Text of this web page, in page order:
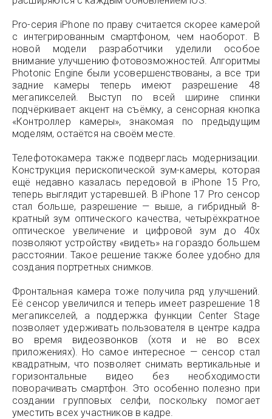
Pro-серия iPhone по праву считается скорее камерой
с интегрированным смартфоном, чем наоборот. В
новой модели разработчики уделили особое
внимание улучшению фотовозможностей. Алгоритмы
Photonic Engine были усовершенствованы, а все три
задние камеры теперь имеют разрешение 48
мегапикселей. Выступ по всей ширине спинки
подчёркивает акцент на съёмку, а сенсорная кнопка
«Контроллер камеры», знакомая по предыдущим
моделям, остаётся на своём месте.
Телефотокамера также подверглась модернизации.
Конструкция перископической зум-камеры, которая
ещё недавно казалась передовой в iPhone 15 Pro,
теперь выглядит устаревшей. В iPhone 17 Pro сенсор
стал больше, разрешение — выше, а гибридный 8-
кратный зум оптического качества, четырёхкратное
оптическое увеличение и цифровой зум до 40х
позволяют устройству «видеть» на гораздо большем
расстоянии. Такое решение также более удобно для
создания портретных снимков.
Фронтальная камера тоже получила ряд улучшений.
Её сенсор увеличился и теперь имеет разрешение 18
мегапикселей, а поддержка функции Center Stage
позволяет удерживать пользователя в центре кадра
во время видеозвонков (хотя и не во всех
приложениях). Но самое интересное — сенсор стал
квадратным, что позволяет снимать вертикальные и
горизонтальные видео без необходимости
поворачивать смартфон. Это особенно полезно при
создании групповых селфи, поскольку помогает
уместить всех участников в кадре.